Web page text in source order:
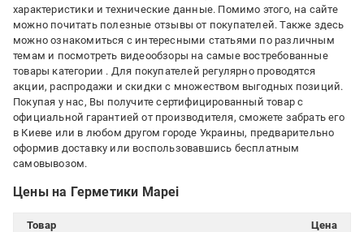
характеристики и технические данные. Помимо этого, на сайте
можно почитать полезные отзывы от покупателей. Также здесь
можно ознакомиться с интересными статьями по различным
темам и посмотреть видеообзоры на самые востребованные
товары категории . Для покупателей регулярно проводятся
акции, распродажи и скидки с множеством выгодных позиций.
Покупая у нас, Вы получите сертифицированный товар с
официальной гарантией от производителя, сможете забрать его
в Киеве или в любом другом городе Украины, предварительно
оформив доставку или воспользовавшись бесплатным
самовывозом.
Цены на Герметики Mapei
Товар
Цена